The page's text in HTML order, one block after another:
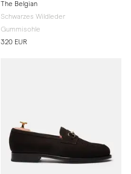
The Belgian
Schwarzes Wildleder
Gummisohle
320 EUR